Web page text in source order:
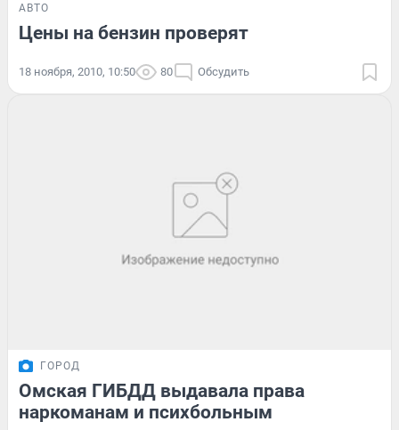
АВТО
Цены на бензин проверят
18 ноября, 2010, 10:50 80 Обсудить
ГОРОД
Омская ГИБДД выдавала права
наркоманам и психбольным